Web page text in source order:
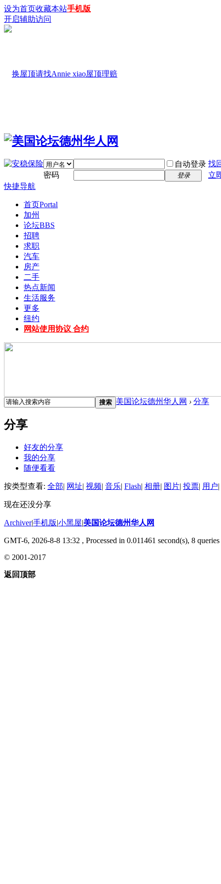
设为首页收藏本站手机版
开启辅助访问
自动登录 找
密码
登录
立
快捷导航
首页Portal
加州
论坛BBS
招聘
求职
汽车
房产
二手
热点新闻
生活服务
更多
纽约
网站使用协议 合约
搜索 美国论坛德州华人网 › 分享
分享
好友的分享
我的分享
随便看看
按类型查看: 全部| 网址| 视频| 音乐| Flash| 相册| 图片| 投票| 用户|
现在还没分享
Archiver|手机版|小黑屋|美国论坛德州华人网
GMT-6, 2026-8-8 13:32 , Processed in 0.011461 second(s), 8 queries
© 2001-2017
返回顶部